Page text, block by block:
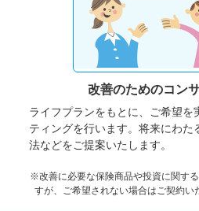
改善のためのコン
ライフプランをもとに、ご希望を
ティングを行います。将来にわた
法などをご提案いたします。
※改善に必要な保険商品や投資に関す
すが、ご希望されない場合はご契約い